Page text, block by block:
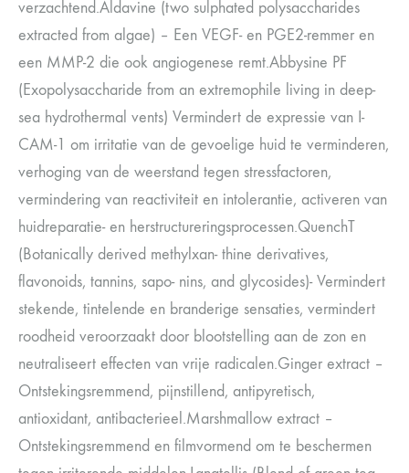
verzachtend.Aldavine (two sulphated polysaccharides
extracted from algae) – Een VEGF- en PGE2-remmer en
een MMP-2 die ook angiogenese remt.Abbysine PF
(Exopolysaccharide from an extremophile living in deep-
sea hydrothermal vents) Vermindert de expressie van I-
CAM-1 om irritatie van de gevoelige huid te verminderen,
verhoging van de weerstand tegen stressfactoren,
vermindering van reactiviteit en intolerantie, activeren van
huidreparatie- en herstructureringsprocessen.QuenchT
(Botanically derived methylxan- thine derivatives,
flavonoids, tannins, sapo- nins, and glycosides)- Vermindert
stekende, tintelende en branderige sensaties, vermindert
roodheid veroorzaakt door blootstelling aan de zon en
neutraliseert effecten van vrije radicalen.Ginger extract –
Ontstekingsremmend, pijnstillend, antipyretisch,
antioxidant, antibacterieel.Marshmallow extract –
Ontstekingsremmend en filmvormend om te beschermen